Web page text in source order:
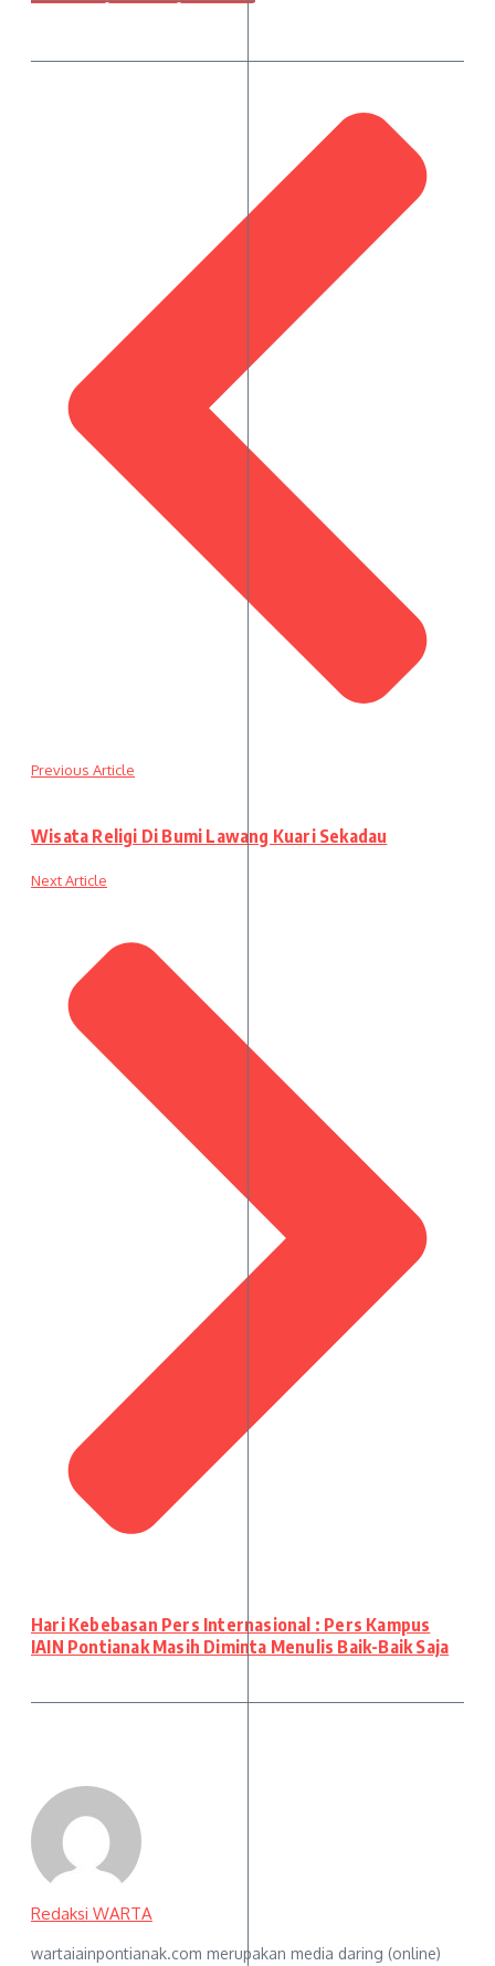
Previous Article
Wisata Religi Di Bumi Lawang Kuari Sekadau
Next Article
Hari Kebebasan Pers Internasional : Pers Kampus
IAIN Pontianak Masih Diminta Menulis Baik-Baik Saja
Redaksi WARTA
wartaiainpontianak.com merupakan media daring (online)